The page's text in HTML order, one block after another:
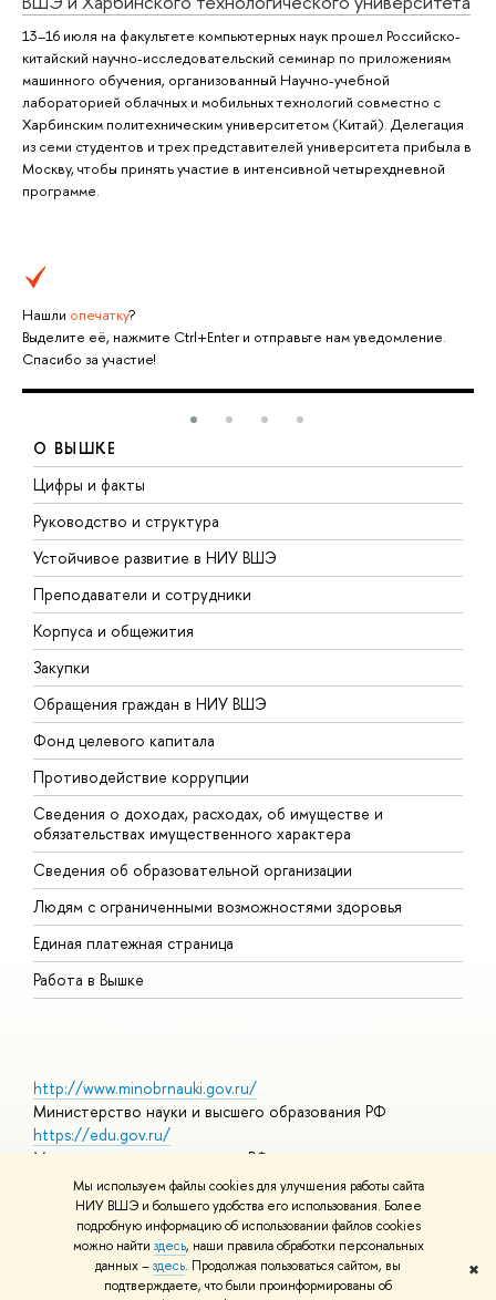
Мы используем файлы cookies для улучшения работы сайта
НИУ ВШЭ и большего удобства его использования. Более
подробную информацию об использовании файлов cookies
можно найти здесь, наши правила обработки персональных
данных –здесь. Продолжая пользоваться сайтом, вы
подтверждаете, что были проинформированы об
✖
13–16 июля на факультете компьютерных наук прошел Российско-
китайский научно-исследовательский семинар по приложениям
машинного обучения, организованный Научно-учебной
лабораторией облачных и мобильных технологий совместно с
Харбинским политехническим университетом (Китай). Делегация
из семи студентов и трех представителей университета прибыла в
Москву, чтобы принять участие в интенсивной четырехдневной
программе.
Нашли опечатку?
Выделите её, нажмите Ctrl+Enter и отправьте нам уведомление.
Спасибо за участие!
О ВЫШКЕ
Цифры и факты
Руководство и структура
Устойчивое развитие в НИУ ВШЭ
Преподаватели и сотрудники
Корпуса и общежития
Закупки
Обращения граждан в НИУ ВШЭ
Фонд целевого капитала
Противодействие коррупции
Сведения о доходах, расходах, об имуществе и
обязательствах имущественного характера
Сведения об образовательной организации
Людям с ограниченными возможностями здоровья
Единая платежная страница
Работа в Вышке
http://www.minobrnauki.gov.ru/
Министерство науки и высшего образования РФ
https://edu.gov.ru/
Министерство просвещения РФ
https://elearning.hse.ru/mooc
Массовые открытые онлайн-курсы
© НИУ ВШЭ 1993–2026 Адреса и контактыУсловия
использования материалов Политика конфиденциальности